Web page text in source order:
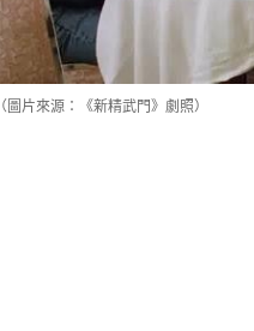
（圖片來源：《新精武門》劇照）